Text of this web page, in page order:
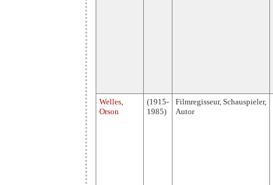
Welles,
Orson
(1915-
1985)
Filmregisseur, Schauspieler,
Autor